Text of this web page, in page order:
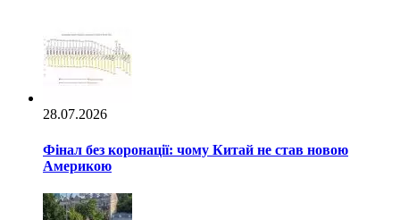
28.07.2026
Фінал без коронації: чому Китай не став новою
Америкою